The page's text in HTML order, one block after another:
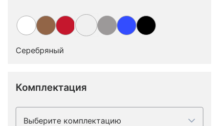
Серебряный
Комплектация
Выберите комплектацию